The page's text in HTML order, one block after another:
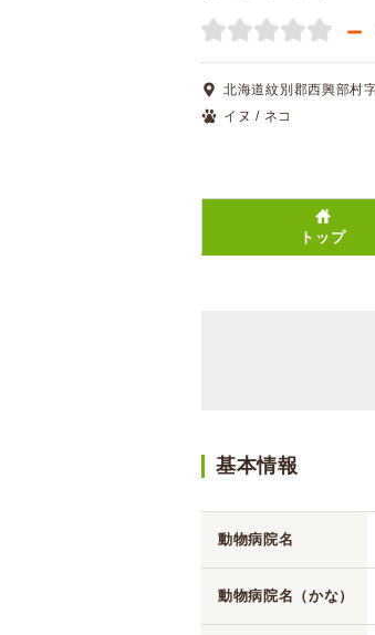
－
北海道紋別郡西興部村
イヌ / ネコ
トップ
基本情報
動物病院名
動物病院名（かな）